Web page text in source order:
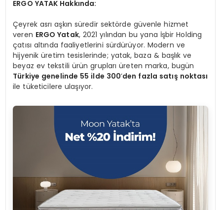
ERGO YATAK Hakkında:
Çeyrek asrı aşkın süredir sektörde güvenle hizmet
veren ERGO Yatak, 2021 yılından bu yana İşbir Holding
çatısı altında faaliyetlerini sürdürüyor. Modern ve
hijyenik üretim tesislerinde; yatak, baza & başlık ve
beyaz ev tekstili ürün grupları üreten marka, bugün
Türkiye genelinde 55 ilde 300’den fazla satış noktası
ile tüketicilere ulaşıyor.